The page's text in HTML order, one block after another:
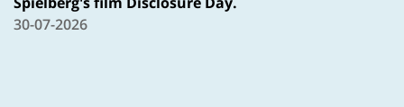
30-07-2026